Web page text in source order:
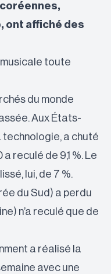
ont affiché des
toute
du monde
Aux États-
technologie, a chuté
a reculé de 9,1 %. Le
lui, de 7 %.
du Sud) a perdu
n’a reculé que de
a réalisé la
avec une